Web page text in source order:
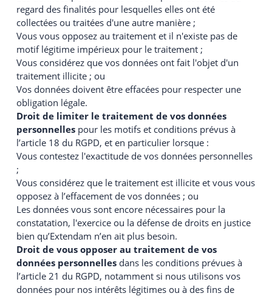
regard des finalités pour lesquelles elles ont été
collectées ou traitées d'une autre manière ;
Vous vous opposez au traitement et il n'existe pas de
motif légitime impérieux pour le traitement ;
Vous considérez que vos données ont fait l'objet d'un
traitement illicite ; ou
Vos données doivent être effacées pour respecter une
obligation légale.
Droit de limiter le traitement de vos données
personnelles pour les motifs et conditions prévus à
l’article 18 du RGPD, et en particulier lorsque :
Vous contestez l'exactitude de vos données personnelles
;
Vous considérez que le traitement est illicite et vous vous
opposez à l’effacement de vos données ; ou
Les données vous sont encore nécessaires pour la
constatation, l'exercice ou la défense de droits en justice
bien qu’Extendam n’en ait plus besoin.
Droit de vous opposer au traitement de vos
données personnelles dans les conditions prévues à
l’article 21 du RGPD, notamment si nous utilisons vos
données pour nos intérêts légitimes ou à des fins de